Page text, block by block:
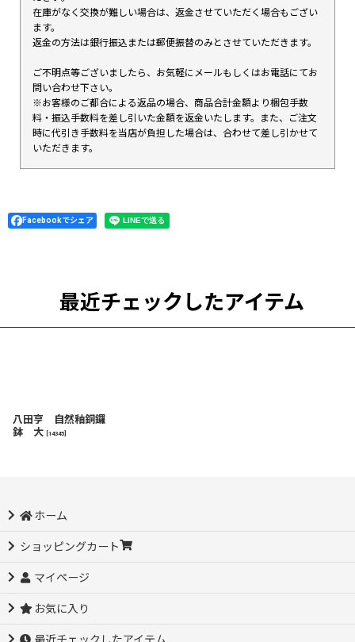
在庫がなく交換が難しい場合は、返金させていただく場合もござい
ます。
返金の方法は銀行振込または郵便振替のみとさせていただきます。
ご不明点等ございましたら、お気軽にメールもしくはお電話にてお
問い合わせ下さい。
※お客様のご都合による返品の場合、商品合計金額より梱包手数
料・振込手数料を差し引いた金額を返金いたします。また、ご注文
時に代引き手数料を当店が負担した場合は、合わせて差し引かせて
いただきます。
Facebookでシェア
最近チェックしたアイテム
八田亨 自然釉銅鑼
鉢 大
14345
ホーム
ショッピングカート
マイページ
お気に入り